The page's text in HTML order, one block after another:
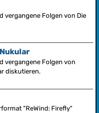
vergangene Folgen von Die
vergangene Folgen von
diskutieren.
"ReWind: Firefly"